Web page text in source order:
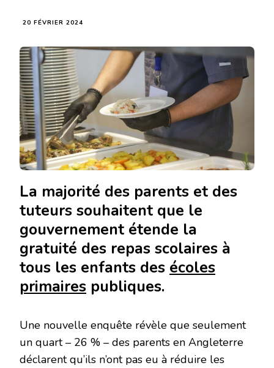
20 FÉVRIER 2024
La majorité des parents et des
tuteurs souhaitent que le
gouvernement étende la
gratuité des repas scolaires à
tous les enfants des écoles
primaires publiques.
Une nouvelle enquête révèle que seulement
un quart – 26 % – des parents en Angleterre
déclarent qu’ils n’ont pas eu à réduire les